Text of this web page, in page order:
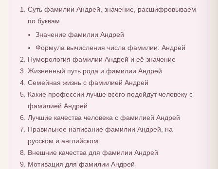
Суть фамилии Андрей, значение, расшифровываем
по буквам
Значение фамилии Андрей
Формула вычисления числа фамилии: Андрей
Нумерология фамилии Андрей и её значение
Жизненный путь рода и фамилии Андрей
Семейная жизнь с фамилией Андрей
Какие профессии лучше всего подойдут человеку с
фамилией Андрей
Лучшие качества человека с фамилией Андрей
Правильное написание фамилии Андрей, на
русском и английском
Внешние качества для фамилии Андрей
Мотивация для фамилии Андрей